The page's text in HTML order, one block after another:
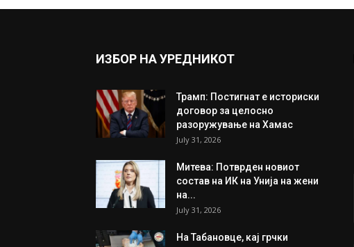
ИЗБОР НА УРЕДНИКОТ
Трамп: Постигнат е историски
договор за целосно
разоружување на Хамас
July 31, 2026
Митева: Потврден новиот
состав на ИК на Унија на жени
на...
July 31, 2026
На Табановце, кај грчки